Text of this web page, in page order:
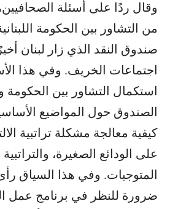
وقال ردًا على أسئلة
من التشاور بين الحكومة
صندوق النقد الذي زار لبنان
اجتماعات الخريف. وفي هذا
استكمال التشاور بين
الصندوق حول المواضيع
كيفية معالجة مشكلة تراتبية
على الودائع الصغيرة،
المتوجبات. وفي هذا السياق
ضرورة للنظر في برنامج عمل